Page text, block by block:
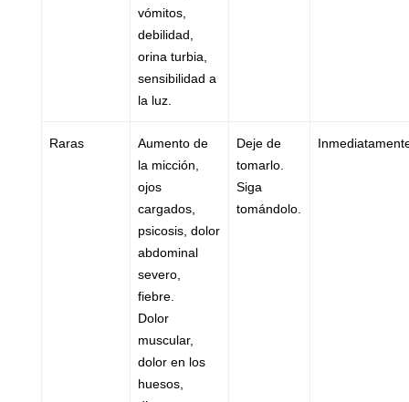
vómitos,
debilidad,
orina turbia,
sensibilidad a
la luz.
Raras
Aumento de
la micción,
ojos
cargados,
psicosis, dolor
abdominal
severo,
fiebre.
Dolor
muscular,
dolor en los
huesos,
Deje de
tomarlo.
Siga
tomándolo.